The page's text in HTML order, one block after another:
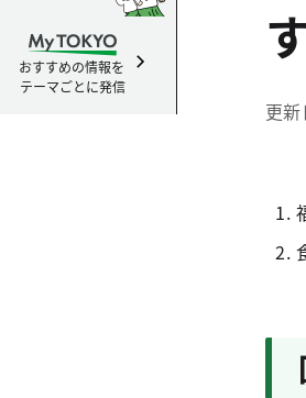
おすすめの情報を
テーマごとに発信
更新